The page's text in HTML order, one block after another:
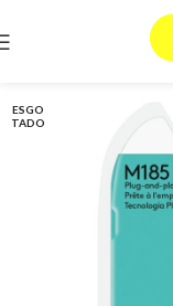
ESGO
TADO